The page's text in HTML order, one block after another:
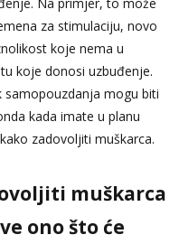
Na primjer, to može
za stimulaciju, novo
koje nema u
koje donosi uzbuđenje.
samopouzdanja mogu biti
kada imate u planu
zadovoljiti muškarca.
muškarca
ono što će